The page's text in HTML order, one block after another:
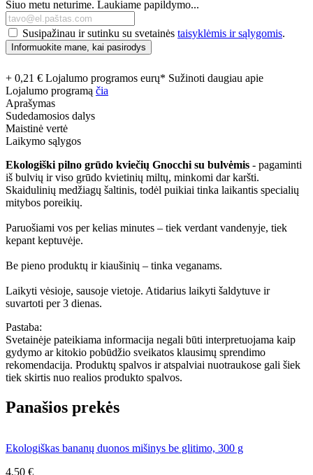
Šiuo metu neturime. Laukiame papildymo...
Susipažinau ir sutinku su svetainės taisyklėmis ir sąlygomis.
Informuokite mane, kai pasirodys
+ 0,21 € Lojalumo programos eurų* Sužinoti daugiau apie
Lojalumo programą čia
Aprašymas
Sudedamosios dalys
Maistinė vertė
Laikymo sąlygos
Ekologiški pilno grūdo kviečių Gnocchi su bulvėmis - pagaminti
iš bulvių ir viso grūdo kvietinių miltų, minkomi dar karšti.
Skaidulinių medžiagų šaltinis, todėl puikiai tinka laikantis specialių
mitybos poreikių.
Paruošiami vos per kelias minutes – tiek verdant vandenyje, tiek
kepant keptuvėje.
Be pieno produktų ir kiaušinių – tinka veganams.
Laikyti vėsioje, sausoje vietoje. Atidarius laikyti šaldytuve ir
suvartoti per 3 dienas.
Pastaba:
Svetainėje pateikiama informacija negali būti interpretuojama kaip
gydymo ar kitokio pobūdžio sveikatos klausimų sprendimo
rekomendacija. Produktų spalvos ir atspalviai nuotraukose gali šiek
tiek skirtis nuo realios produkto spalvos.
Panašios prekės
Ekologiškas bananų duonos mišinys be glitimo, 300 g
4,50 €